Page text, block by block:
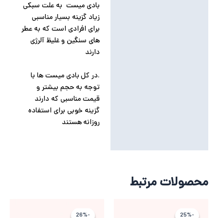
بادی میست به علت سبکی
زیاد گزینه بسیار مناسبی
برای افرادی است که به عطر
های سنگین و غلیظ آلرژی
دارند
.در کل بادی میست ها با
توجه به حجم بیشتر و
قیمت مناسبی که دارند
گزینه خوبی برای استفاده
روزانه هستند
محصولات مرتبط
-25%-25%
-26%-26%